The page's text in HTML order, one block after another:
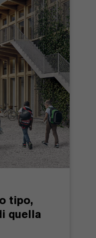
tipo,
quella